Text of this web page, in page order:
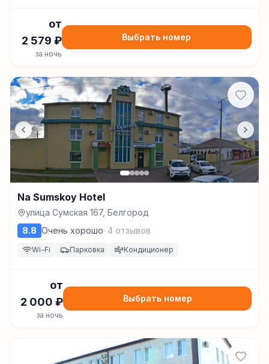
от
2 579 ₽
за ночь
Выбрать номер
Na Sumskoy Hotel
улица Сумская 167, Белгород
8.8 Очень хорошо· 4 отзывов
Wi-Fi Парковка Кондиционер
от
2 000 ₽
за ночь
Выбрать номер